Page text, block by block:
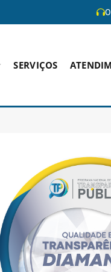
SERVIÇOS